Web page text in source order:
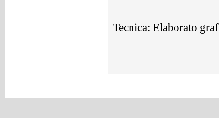
Tecnica: Elaborato